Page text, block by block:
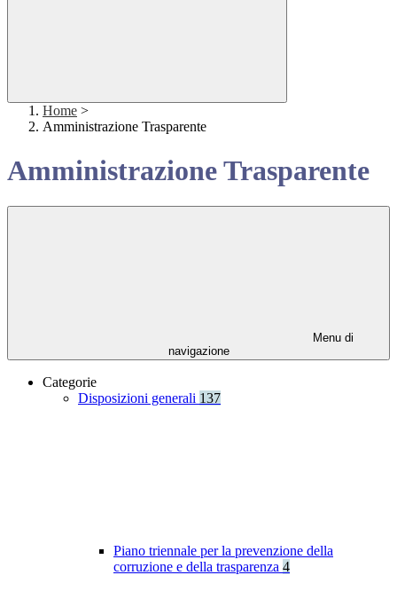
Home >
Amministrazione Trasparente
Amministrazione Trasparente
Menu di
navigazione
Categorie
Disposizioni generali 137
Piano triennale per la prevenzione della
corruzione e della trasparenza 4